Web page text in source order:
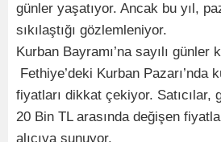
günler yaşatıyor. Ancak bu yıl,
sıkılaştığı gözlemleniyor.
Kurban Bayramı’na sayılı günler
Fethiye’deki Kurban Pazarı’nda
fiyatları dikkat çekiyor. Satıcılar,
20 Bin TL arasında değişen
alıcıya sunuyor.